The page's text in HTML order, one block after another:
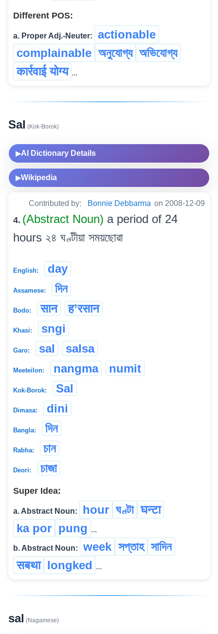
Different POS:
a. Proper Adj.-Neuter:
actionable
complainable অনুযোগ্য অভিযোগ্য
कार्रवाई योग्य ...
Sal (Kok-Borok)
▶AI Dictionary Details
▶Wikipedia
Contributed by: Bonnie Debbarma on 2008-12-09
4. (Abstract Noun) a period of 24
hours ২৪ ঘণ্টীয়া সময়ছোৱা
English: day
Assamese: দিন
Bodo: सान ह’रसान
Khasi: sngi
Garo: sal salsa
Meeteilon: nangma numit
Kok-Borok: Sal
Dimasa: dini
Bangla: দিন
Rabha: চান
Deori: চাজা
Super Idea:
a. Abstract Noun: hour ঘণ্টা घन्टा
ka por pung ...
b. Abstract Noun: week সপ্তাহ সাদিন
सबथा longked ...
sal (Nagamese)